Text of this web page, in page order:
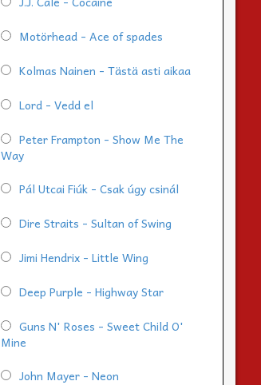
Motörhead - Ace of spades
Kolmas Nainen - Tästä asti aikaa
Lord - Vedd el
Peter Frampton - Show Me The
Way
Pál Utcai Fiúk - Csak úgy csinál
Dire Straits - Sultan of Swing
Jimi Hendrix - Little Wing
Deep Purple - Highway Star
Guns N' Roses - Sweet Child O'
Mine
John Mayer - Neon